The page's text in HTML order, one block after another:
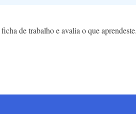
de trabalho e avalia o que